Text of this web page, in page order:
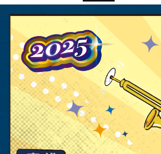
:::中央內容區塊，為本頁主要內容區。